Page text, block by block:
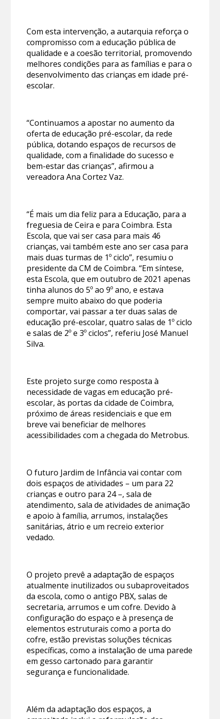
Com esta intervenção, a autarquia reforça o
compromisso com a educação pública de
qualidade e a coesão territorial, promovendo
melhores condições para as famílias e para o
desenvolvimento das crianças em idade pré-
escolar.
“Continuamos a apostar no aumento da
oferta de educação pré-escolar, da rede
pública, dotando espaços de recursos de
qualidade, com a finalidade do sucesso e
bem-estar das crianças”, afirmou a
vereadora Ana Cortez Vaz.
“É mais um dia feliz para a Educação, para a
freguesia de Ceira e para Coimbra. Esta
Escola, que vai ser casa para mais 46
crianças, vai também este ano ser casa para
mais duas turmas de 1º ciclo”, resumiu o
presidente da CM de Coimbra. “Em síntese,
esta Escola, que em outubro de 2021 apenas
tinha alunos do 5º ao 9º ano, e estava
sempre muito abaixo do que poderia
comportar, vai passar a ter duas salas de
educação pré-escolar, quatro salas de 1º ciclo
e salas de 2º e 3º ciclos”, referiu José Manuel
Silva.
Este projeto surge como resposta à
necessidade de vagas em educação pré-
escolar, às portas da cidade de Coimbra,
próximo de áreas residenciais e que em
breve vai beneficiar de melhores
acessibilidades com a chegada do Metrobus.
O futuro Jardim de Infância vai contar com
dois espaços de atividades – um para 22
crianças e outro para 24 –, sala de
atendimento, sala de atividades de animação
e apoio à família, arrumos, instalações
sanitárias, átrio e um recreio exterior
vedado.
O projeto prevê a adaptação de espaços
atualmente inutilizados ou subaproveitados
da escola, como o antigo PBX, salas de
secretaria, arrumos e um cofre. Devido à
configuração do espaço e à presença de
elementos estruturais como a porta do
cofre, estão previstas soluções técnicas
específicas, como a instalação de uma parede
em gesso cartonado para garantir
segurança e funcionalidade.
Além da adaptação dos espaços, a